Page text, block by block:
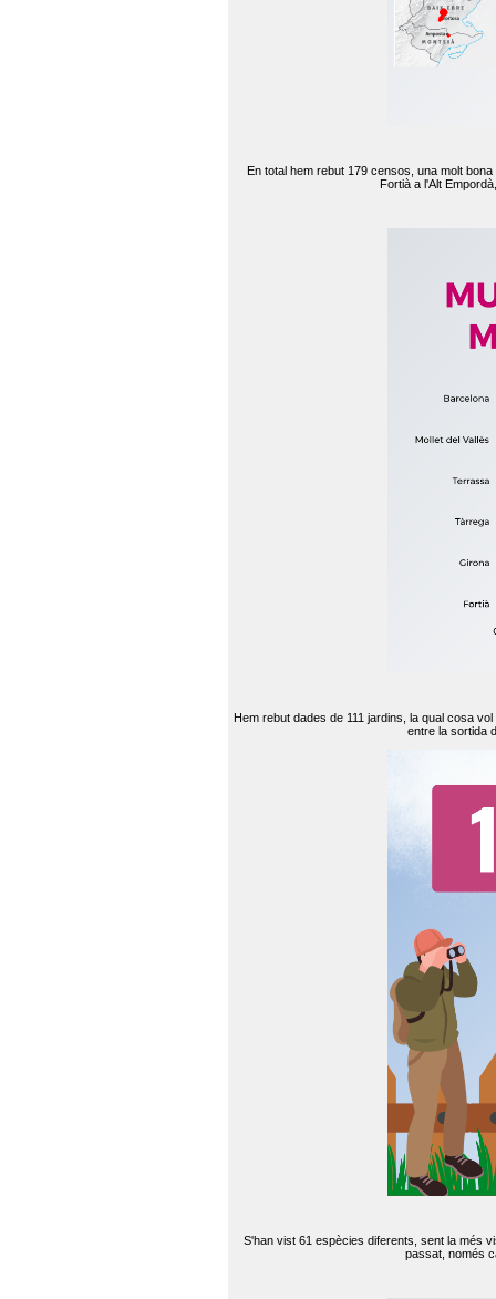
En total hem rebut 179 censos, una molt
Fortià a l'Alt
Hem rebut dades de 111 jardins, la qual cosa
entre la sortida
S'han vist 61 espècies diferents, sent la més
passat, només